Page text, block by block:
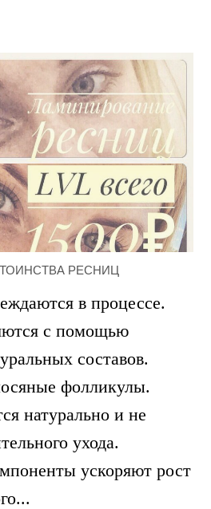
РЕСНИЦ
в процессе.
с помощью
составов.
фолликулы.
натурально и не
ухода.
ускоряют рост